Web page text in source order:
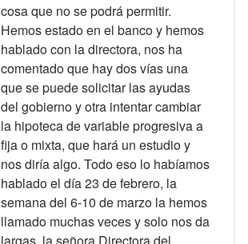
cosa que no se podrá permitir.
Hemos estado en el banco y hemos
hablado con la directora, nos ha
comentado que hay dos vías una
que se puede solicitar las ayudas
del gobierno y otra intentar cambiar
la hipoteca de variable progresiva a
fija o mixta, que hará un estudio y
nos diría algo. Todo eso lo habíamos
hablado el día 23 de febrero, la
semana del 6-10 de marzo la hemos
llamado muchas veces y solo nos da
largas, la señora Directora del